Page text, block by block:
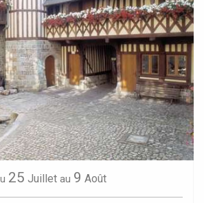
25 Juillet au 9 Août